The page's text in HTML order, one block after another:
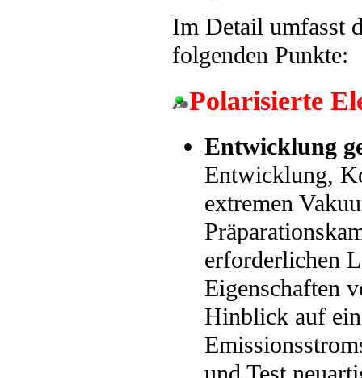
Im Detail umfasst
folgenden Punkte:
Polarisierte
Entwicklung
Entwicklung,
extremen
erforderlichen
Eigenschaften
Hinblick auf